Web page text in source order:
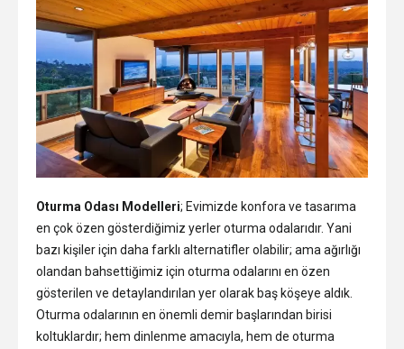
Oturma Odası Modelleri; Evimizde konfora ve tasarıma
en çok özen gösterdiğimiz yerler oturma odalarıdır. Yani
bazı kişiler için daha farklı alternatifler olabilir; ama ağırlığı
olandan bahsettiğimiz için oturma odalarını en özen
gösterilen ve detaylandırılan yer olarak baş köşeye aldık.
Oturma odalarının en önemli demir başlarından birisi
koltuklardır; hem dinlenme amacıyla, hem de oturma